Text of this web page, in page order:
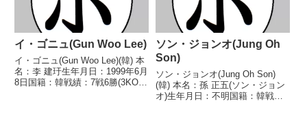
イ・ゴニュ(Gun Woo Lee)
イ・ゴニュ(Gun Woo Lee)(韓) 本
名：李 建玗生年月日：1999年6月
8日国籍：韓戦績：7戦6勝(3KO)1
ソン・ジョンオ(Jung Oh
Son)
ソン・ジョンオ(Jung Oh Son)
(韓) 本名：孫 正五(ソン・ジョン
オ)生年月日：不明国籍：韓戦